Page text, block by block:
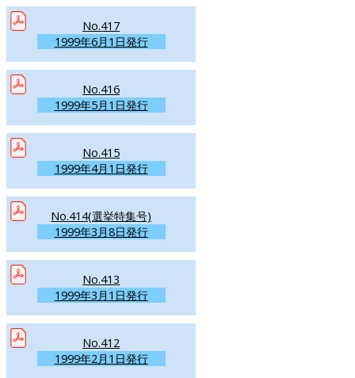
No.417
1999年6月1日発行
No.416
1999年5月1日発行
No.415
1999年4月1日発行
No.414(選挙特集号)
1999年3月8日発行
No.413
1999年3月1日発行
No.412
1999年2月1日発行